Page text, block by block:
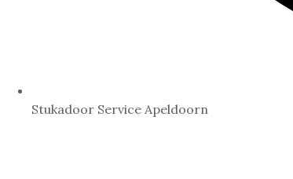
Stukadoor Service Apeldoorn